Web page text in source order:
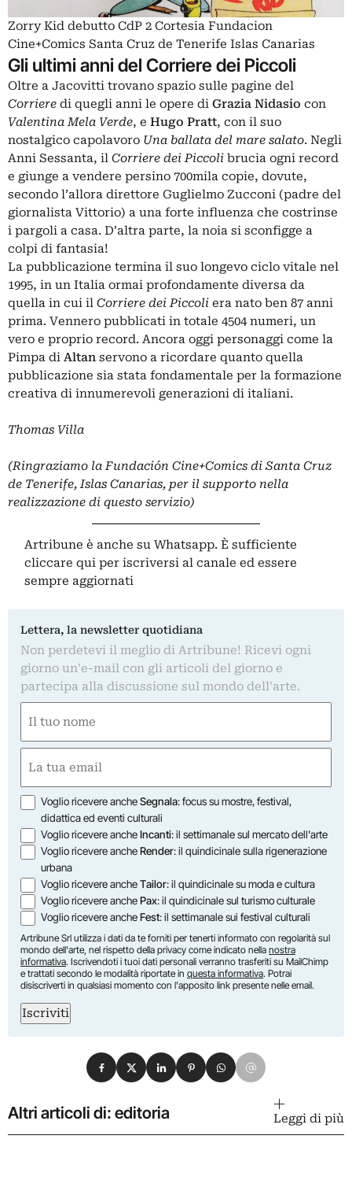
Zorry Kid debutto CdP 2 Cortesia Fundacion
Cine+Comics Santa Cruz de Tenerife Islas Canarias
Gli ultimi anni del Corriere dei Piccoli
Oltre a Jacovitti trovano spazio sulle pagine del
Corriere di quegli anni le opere di Grazia Nidasio con
Valentina Mela Verde, e Hugo Pratt, con il suo
nostalgico capolavoro Una ballata del mare salato. Negli
Anni Sessanta, il Corriere dei Piccoli brucia ogni record
e giunge a vendere persino 700mila copie, dovute,
secondo l’allora direttore Guglielmo Zucconi (padre del
giornalista Vittorio) a una forte influenza che costrinse
i pargoli a casa. D’altra parte, la noia si sconfigge a
colpi di fantasia!
La pubblicazione termina il suo longevo ciclo vitale nel
1995, in un Italia ormai profondamente diversa da
quella in cui il Corriere dei Piccoli era nato ben 87 anni
prima. Vennero pubblicati in totale 4504 numeri, un
vero e proprio record. Ancora oggi personaggi come la
Pimpa di Altan servono a ricordare quanto quella
pubblicazione sia stata fondamentale per la formazione
creativa di innumerevoli generazioni di italiani.
Thomas Villa
(Ringraziamo la Fundación Cine+Comics di Santa Cruz
de Tenerife, Islas Canarias, per il supporto nella
realizzazione di questo servizio)
Artribune è anche su Whatsapp. È sufficiente
cliccare qui per iscriversi al canale ed essere
sempre aggiornati
Lettera, la newsletter quotidiana
Non perdetevi il meglio di Artribune! Ricevi ogni
giorno un'e-mail con gli articoli del giorno e
partecipa alla discussione sul mondo dell'arte.
(Required)
First
(Required)
Opzioni
Voglio ricevere ancheSegnala: focus su mostre, festival,
didattica ed eventi culturali
Voglio ricevere ancheIncanti: il settimanale sul mercato dell'arte
Voglio ricevere ancheRender: il quindicinale sulla rigenerazione
urbana
Voglio ricevere ancheTailor: il quindicinale su moda e cultura
Voglio ricevere anchePax: il quindicinale sul turismo culturale
Voglio ricevere ancheFest: il settimanale sui festival culturali
Artribune Srl utilizza i dati da te forniti per tenerti informato con regolarità sul
mondo dell'arte, nel rispetto della privacy come indicato nella nostra
informativa. Iscrivendoti i tuoi dati personali verranno trasferiti su MailChimp
e trattati secondo le modalità riportate in questa informativa. Potrai
disiscriverti in qualsiasi momento con l'apposito link presente nelle email.
Iscriviti
Condividi su Facebook
Condividi su X
Condividi su LinkedIn
Condividi su Pinterest
Condividi su WhatsApp
Condividi su Email
Altri articoli di: editoria Leggi di più